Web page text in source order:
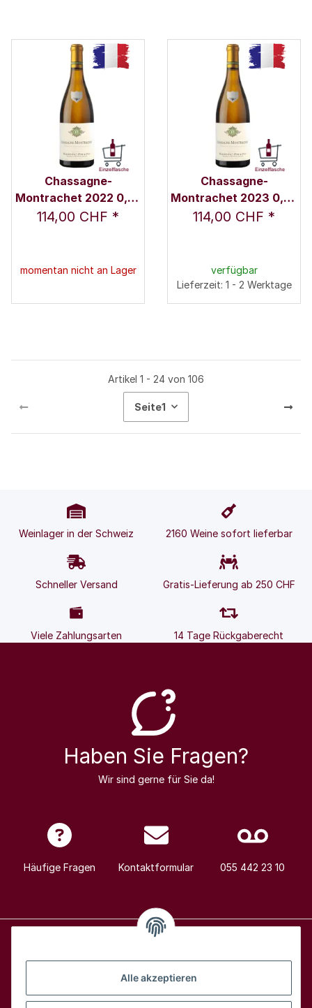
Alle akzeptieren
Chassagne-
Montrachet 2022 0,75
l - Remoissenet Père &
114,00 CHF *
momentan nicht an Lager
Chassagne-
Montrachet 2023 0,75
l - Remoissenet Père &
114,00 CHF *
verfügbar
Lieferzeit: 1 - 2 Werktage
Artikel 1 - 24 von 106
Seite1
Weinlager in der Schweiz 2160 Weine sofort lieferbar
Schneller Versand Gratis-Lieferung ab 250 CHF
Viele Zahlungsarten 14 Tage Rückgaberecht
Haben Sie Fragen?
Wir sind gerne für Sie da!
Häufige Fragen Kontaktformular 055 442 23 10